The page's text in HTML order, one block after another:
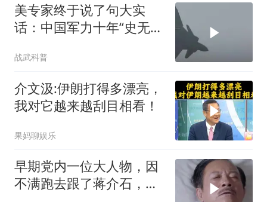
美专家终于说了句大实
话：中国军力十年“史无前
住了
战武科普
介文汲:伊朗打得多漂亮，
我对它越来越刮目相看！
果妈聊娱乐
早期党内一位大人物，因
不满跑去跟了蒋介石，不